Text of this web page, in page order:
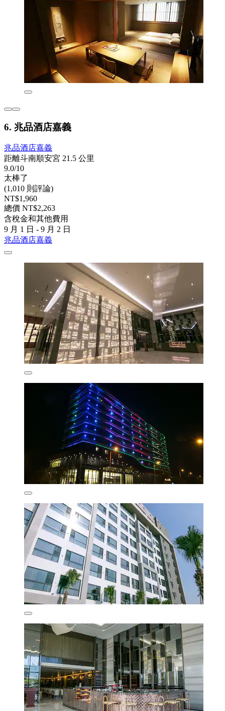
6. 兆品酒店嘉義
兆品酒店嘉義
距離斗南順安宮 21.5 公里
9.0/10
太棒了
(1,010 則評論)
NT$1,960
總價 NT$2,263
含稅金和其他費用
9 月 1 日 - 9 月 2 日
兆品酒店嘉義